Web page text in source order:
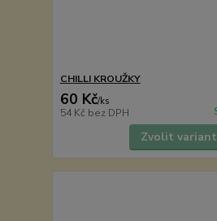
CHILLI KROUŽKY
60 Kč/ks
54 Kč bez DPH
Zvolit